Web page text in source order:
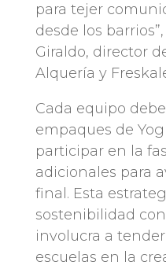
para tejer
desde los
Giraldo, director
Alquería y
Cada equipo
empaques de
participar en la
adicionales para
final. Esta
sostenibilidad
involucra a
escuelas en la